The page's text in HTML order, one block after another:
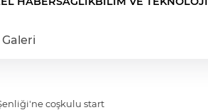
coşkulu start